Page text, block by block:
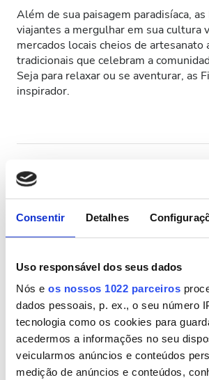
Consentir Detalhes
Uso responsável dos seus dados
Nós e os nossos 1022 parceiros
dados pessoais, p. ex., o seu número
tecnologia como os cookies para
acedermos a informações no seu
veicularmos anúncios e conteúdos
medição de anúncios e conteúdos,
Pacientes com Hepatite B
Pacientes com Hepatite C
CESD
CMSD
Instalações
Wi-Fi Gratuito
Estacionamento Grátis
Preço
0-100 EUR
Além de sua paisagem paradisíaca,
viajantes a mergulhar em sua cultura
mercados locais cheios de artesanato
tradicionais que celebram a
Seja para relaxar ou se aventurar, as
inspirador.
Pasifika Kidney Care Pte Ltd
Lautoka, Fiji
0,81 km do centro da cidade
Refeições Wi-Fi Gratuito